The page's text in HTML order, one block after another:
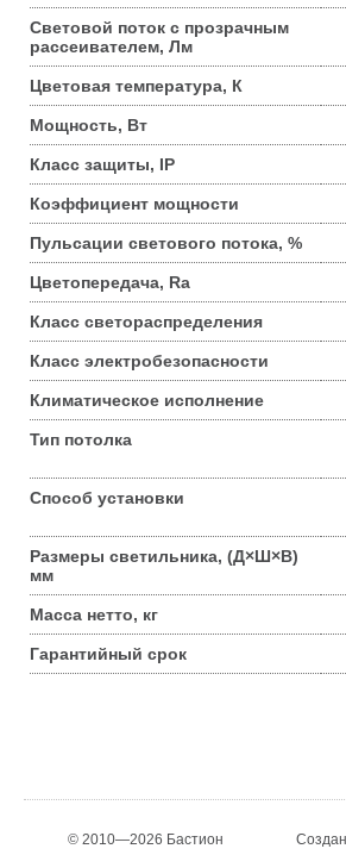
Световой поток с прозрачным
рассеивателем, Лм
Цветовая температура, К
Мощность, Вт
Класс защиты, IP
Коэффициент мощности
Пульсации светового потока, %
Цветопередача, Ra
Класс светораспределения
Класс электробезопасности
Климатическое исполнение
Тип потолка
Способ установки
Размеры светильника, (Д×Ш×В)
мм
Масса нетто, кг
Гарантийный срок
© 2010—2026 Бастион